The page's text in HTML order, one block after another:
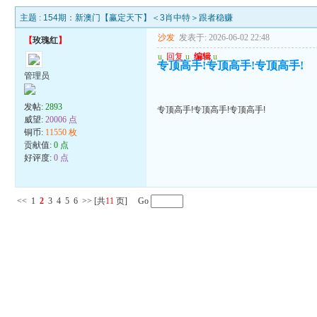
主题 : 154期：新澳门【赢定天下】＜3肖中特＞跟者稳赚
【玫瑰红】
管理员
发帖:2893
威望:20006 点
铜币: 11550 枚
贡献值:0 点
好评度:0 点
沙发 发表于: 2026-06-02 22:48
u 回复 u 编辑 u
专顶高手!专顶高手!专顶高手!
专顶高手!专顶高手!专顶高手!
<< 1 2 3 4 5 6 >> [共11 页] Go